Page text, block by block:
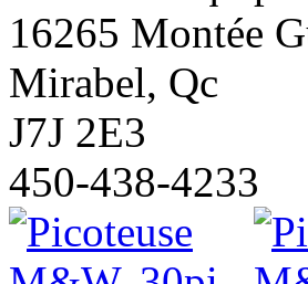
16265 Montée
Mirabel, Qc
J7J 2E3
450-438-4233